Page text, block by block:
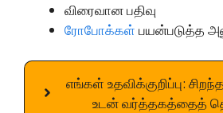
விரைவான பதிவு
ரோபோக்கள் பயன்படுத்த
எங்கள் உதவிக்குறிப்பு:
உடன் வர்த்தகத்தைத்